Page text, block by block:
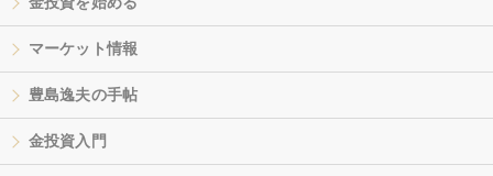
マーケット情報
豊島逸夫の手帖
金投資入門